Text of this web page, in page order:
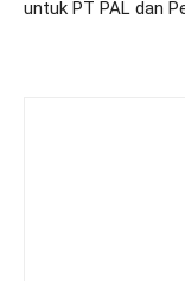
untuk PT PAL dan